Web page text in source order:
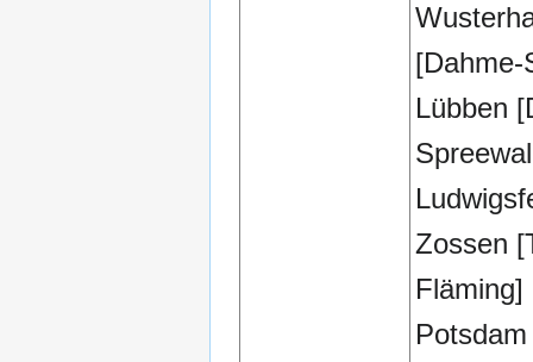
[Dahme-
Lübben
Zossen
Fläming]
Potsdam